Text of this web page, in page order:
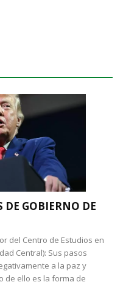
DE GOBIERNO DE
del Centro de Estudios en
Central): Sus pasos
a la paz y
de ello es la forma de